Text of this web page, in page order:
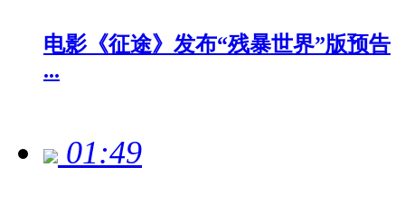
电影《征途》发布“残暴世界”版预告
...
01:49